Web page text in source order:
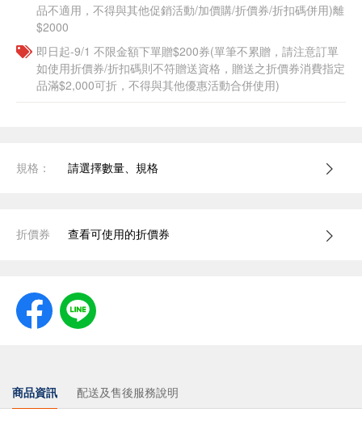
品不適用，不得與其他促銷活動/加價購/折價券/折扣碼併用)離
$2000
即日起-9/1 不限金額下單贈$200券(單筆不累贈，請注意訂單
如使用折價券/折扣碼則不符贈送資格，贈送之折價券消費指定
品滿$2,000可折，不得與其他優惠活動合併使用)
規格： 請選擇數量、規格
折價券 查看可使用的折價券
商品資訊 配送及售後服務說明